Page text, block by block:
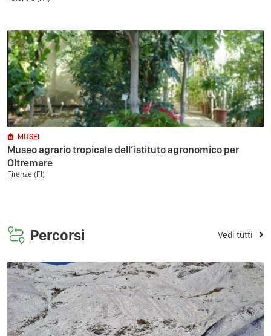
MUSEI
Museo agrario tropicale dell’istituto agronomico per
Oltremare
Firenze (FI)
Percorsi Vedi tutti